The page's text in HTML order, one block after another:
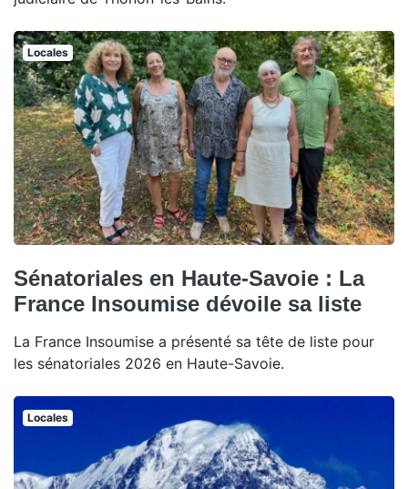
Locales
Sénatoriales en Haute-Savoie : La
France Insoumise dévoile sa liste
La France Insoumise a présenté sa tête de liste pour
les sénatoriales 2026 en Haute-Savoie.
Locales